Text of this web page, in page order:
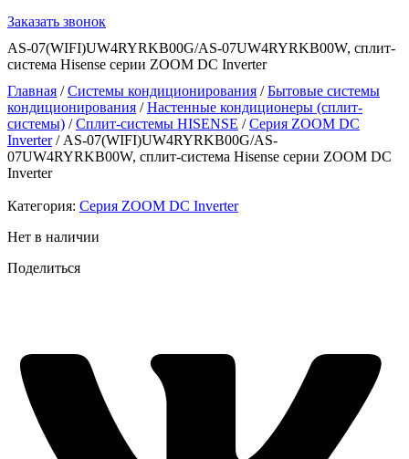
Заказать звонок
AS-07(WIFI)UW4RYRKB00G/AS-07UW4RYRKB00W, сплит-
система Hisense серии ZOOM DC Inverter
Главная /Системы кондиционирования /Бытовые системы
кондиционирования /Настенные кондиционеры (сплит-
системы) /Сплит-системы HISENSE /Серия ZOOM DC
Inverter/ AS-07(WIFI)UW4RYRKB00G/AS-
07UW4RYRKB00W, сплит-система Hisense серии ZOOM DC
Inverter
Категория: Серия ZOOM DC Inverter
Нет в наличии
Поделиться